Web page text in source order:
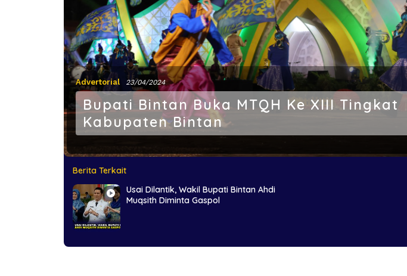
Advertorial 23/04/2024
Bupati Bintan Buka MTQH Ke XIII Tingkat
Kabupaten Bintan
Berita Terkait
Usai Dilantik, Wakil Bupati Bintan Ahdi
Muqsith Diminta Gaspol